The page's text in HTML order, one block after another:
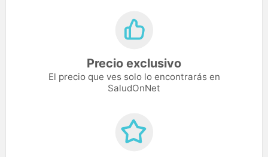
Precio exclusivo
El precio que ves solo lo encontrarás en
SaludOnNet